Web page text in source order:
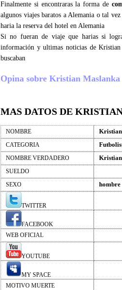
Finalmente si encontraras la forma de
algunos viajes baratos a Alemania o tal
haria la reserva del hotel en Alemania
Si no fueran de viaje que harias si
información y ultimas noticias de Kristian
buscaban
Opina sobre Kristian
MAS DATOS DE
NOMBRE
CATEGORIA
NOMBRE VERDADERO
SUELDO
SEXO
hombre
TWITTER
FACEBOOK
WEB OFICIAL
YOUTUBE
MY SPACE
MOTIVO MUERTE